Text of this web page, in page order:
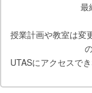
最
授業計画や教室は変
UTASにアクセスで